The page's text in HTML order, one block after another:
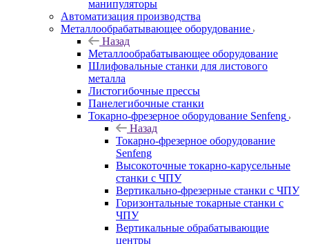
манипуляторы
Автоматизация производства
Металлообрабатывающее оборудование
Назад
Металлообрабатывающее оборудование
Шлифовальные станки для листового
металла
Листогибочные прессы
Панелегибочные станки
Токарно-фрезерное оборудование Senfeng
Назад
Токарно-фрезерное оборудование
Senfeng
Высокоточные токарно-карусельные
станки с ЧПУ
Вертикально-фрезерные станки с ЧПУ
Горизонтальные токарные станки с
ЧПУ
Вертикальные обрабатывающие
центры